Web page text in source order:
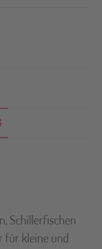
t
v
Schillerfischen
für kleine und